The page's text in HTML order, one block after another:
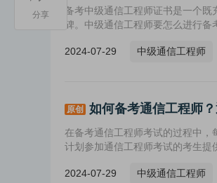
备考中级通信工程师证书是一个
碑。中级通信工程师要怎么进行备
2024-07-29 中级通信工程师
原创 如何备考通信工程师
在备考通信工程师考试的过程中
计划参加通信工程师考试的考生提
2024-07-29 中级通信工程师
分享